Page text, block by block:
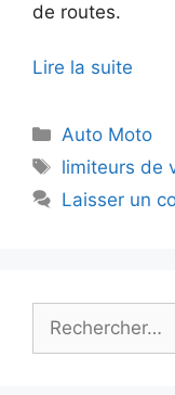
de routes.
Lire la suite
Catégories
Auto Moto
Étiquettes
limiteurs de
Laisser un